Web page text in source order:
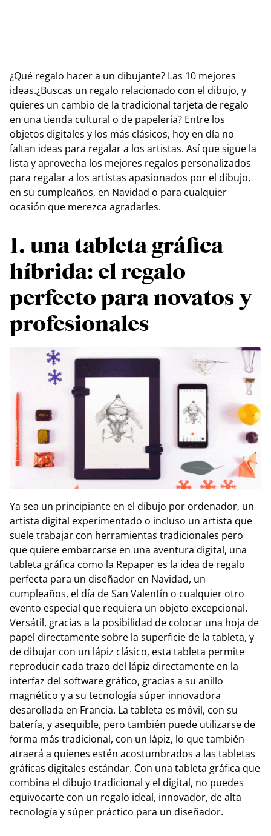
¿Qué regalo hacer a un dibujante? Las 10 mejores
ideas.¿Buscas un regalo relacionado con el dibujo, y
quieres un cambio de la tradicional tarjeta de regalo
en una tienda cultural o de papelería? Entre los
objetos digitales y los más clásicos, hoy en día no
faltan ideas para regalar a los artistas. Así que sigue la
lista y aprovecha los mejores regalos personalizados
para regalar a los artistas apasionados por el dibujo,
en su cumpleaños, en Navidad o para cualquier
ocasión que merezca agradarles.
1. una tableta gráfica
híbrida: el regalo
perfecto para novatos y
profesionales
Ya sea un principiante en el dibujo por ordenador, un
artista digital experimentado o incluso un artista que
suele trabajar con herramientas tradicionales pero
que quiere embarcarse en una aventura digital, una
tableta gráfica como la Repaper es la idea de regalo
perfecta para un diseñador en Navidad, un
cumpleaños, el día de San Valentín o cualquier otro
evento especial que requiera un objeto excepcional.
Versátil, gracias a la posibilidad de colocar una hoja de
papel directamente sobre la superficie de la tableta, y
de dibujar con un lápiz clásico, esta tableta permite
reproducir cada trazo del lápiz directamente en la
interfaz del software gráfico, gracias a su anillo
magnético y a su tecnología súper innovadora
desarollada en Francia. La tableta es móvil, con su
batería, y asequible, pero también puede utilizarse de
forma más tradicional, con un lápiz, lo que también
atraerá a quienes estén acostumbrados a las tabletas
gráficas digitales estándar. Con una tableta gráfica que
combina el dibujo tradicional y el digital, no puedes
equivocarte con un regalo ideal, innovador, de alta
tecnología y súper práctico para un diseñador.